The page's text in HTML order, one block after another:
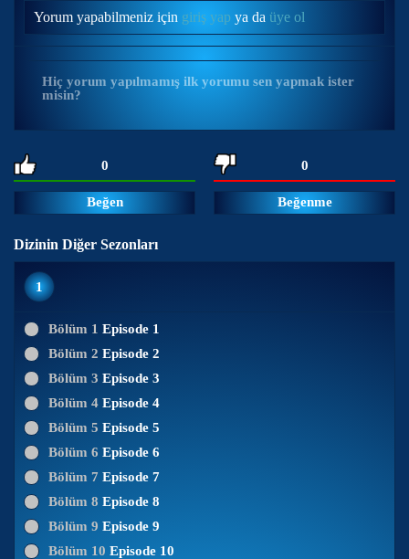
Yorum yapabilmeniz için giriş yap ya da üye ol
Hiç yorum yapılmamış ilk yorumu sen yapmak ister
misin?
0
Beğen
0
Beğenme
Dizinin Diğer Sezonları
1
Bölüm 1 Episode 1
Bölüm 2 Episode 2
Bölüm 3 Episode 3
Bölüm 4 Episode 4
Bölüm 5 Episode 5
Bölüm 6 Episode 6
Bölüm 7 Episode 7
Bölüm 8 Episode 8
Bölüm 9 Episode 9
Bölüm 10 Episode 10